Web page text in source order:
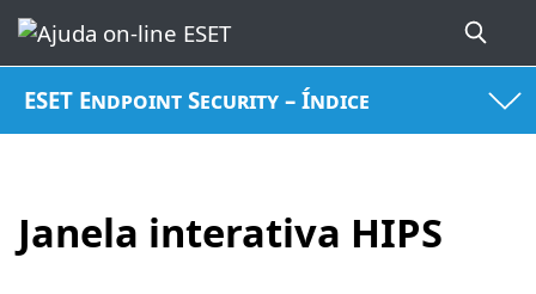
ESET Endpoint Security – Índice
Janela interativa HIPS